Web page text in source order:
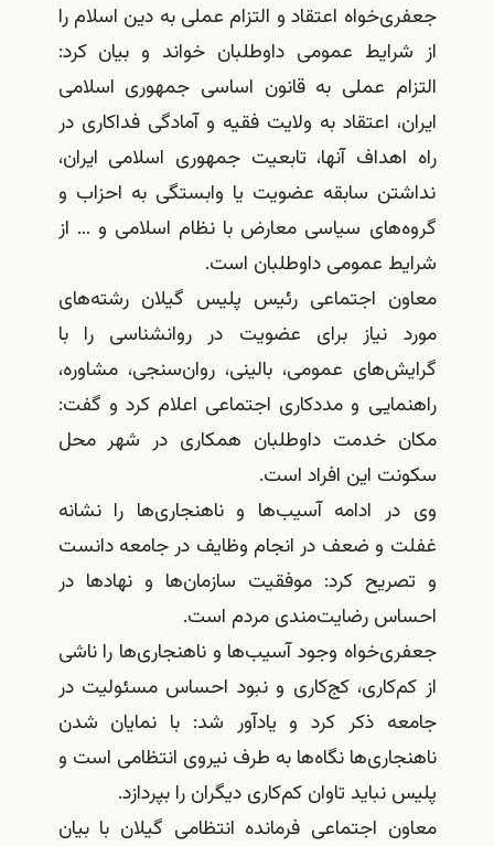
جعفری‌خواه اعتقاد و التزام عملی به دین اسلام را
از شرایط عمومی داوطلبان خواند و بیان کرد:
التزام عملی به قانون اساسی جمهوری اسلامی
ایران، اعتقاد به ولایت فقیه و آمادگی فداکاری در
راه اهداف آنها، تابعیت جمهوری اسلامی ایران،
نداشتن سابقه عضویت یا وابستگی به احزاب و
گروه‌های سیاسی معارض با نظام اسلامی و … از
شرایط عمومی داوطلبان است.
معاون اجتماعی رئیس پلیس گیلان رشته‌های
مورد نیاز برای عضویت در روانشناسی را با
گرایش‌های عمومی، بالینی، روان‌سنجی، مشاوره،
راهنمایی و مددکاری اجتماعی اعلام کرد و گفت:
مکان خدمت داوطلبان همکاری در شهر محل
سکونت این افراد است.
وی در ادامه آسیب‌ها و ناهنجاری‌ها را نشانه
غفلت و ضعف در انجام وظایف در جامعه دانست
و تصریح کرد: موفقیت سازمان‌ها و نهادها در
احساس رضایت‌مندی مردم است.
جعفری‌خواه وجود آسیب‌ها و ناهنجاری‌ها را ناشی
از کم‌کاری، کج‌کاری و نبود احساس مسئولیت در
جامعه ذکر کرد و یادآور شد: با نمایان شدن
ناهنجاری‌ها نگاه‌ها به طرف نیروی انتظامی است و
پلیس نباید تاوان کم‌کاری دیگران را بپردازد.
معاون اجتماعی فرمانده انتظامی گیلان با بیان